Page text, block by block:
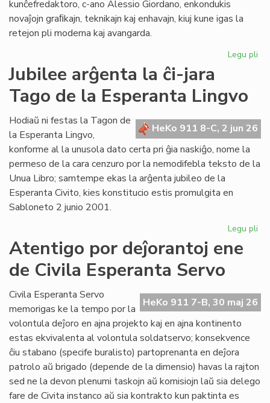
kunĉefredaktoro, c-ano Alessio Giordano, enkondukis
novaĵojn graﬁkajn, teknikajn kaj enhavajn, kiuj kune igas la
retejon pli moderna kaj avangarda.
Legu pli
Jubilee arĝenta la ĉi-jara
Tago de la Esperanta Lingvo
HeKo 911 8-C, 2 jun 26
Hodiaŭ ni festas la Tagon de
la Esperanta Lingvo,
konforme al la unusola dato certa pri ĝia naskiĝo, nome la
permeso de la cara cenzuro por la nemodifebla teksto de la
Unua Libro; samtempe ekas la arĝenta jubileo de la
Esperanta Civito, kies konstitucio estis promulgita en
Sabloneto 2 junio 2001.
Legu pli
Atentigo por deĵorantoj ene
de Civila Esperanta Servo
HeKo 911 7-B, 30 maj 26
Civila Esperanta Servo
memorigas ke la tempo por la
volontula deĵoro en ajna projekto kaj en ajna kontinento
estas ekvivalenta al volontula soldatservo; konsekvence
ĉiu stabano (specife buralisto) partoprenanta en deĵora
patrolo aŭ brigado (depende de la dimensio) havas la rajton
sed ne la devon plenumi taskojn aŭ komisiojn laŭ sia delego
fare de Civita instanco aŭ sia kontrakto kun paktinta es